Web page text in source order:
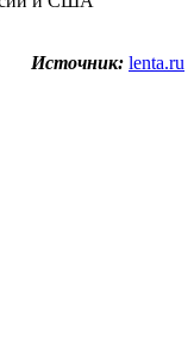
Источник: lenta.ru